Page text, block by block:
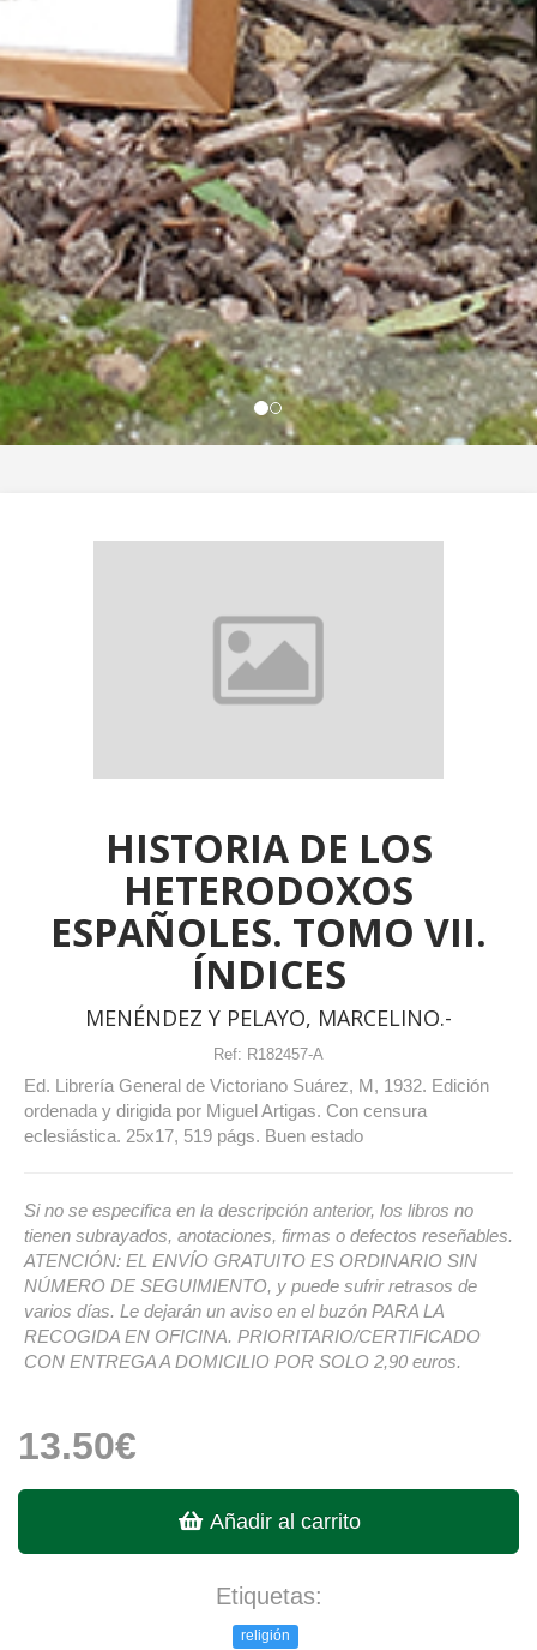
HISTORIA DE LOS
HETERODOXOS
ESPAÑOLES. TOMO VII.
ÍNDICES
MENÉNDEZ Y PELAYO, MARCELINO.-
Ref: R182457-A
Ed. Librería General de Victoriano Suárez, M, 1932. Edición
ordenada y dirigida por Miguel Artigas. Con censura
eclesiástica. 25x17, 519 págs. Buen estado
Si no se especifica en la descripción anterior, los libros no
tienen subrayados, anotaciones, firmas o defectos reseñables.
ATENCIÓN: EL ENVÍO GRATUITO ES ORDINARIO SIN
NÚMERO DE SEGUIMIENTO, y puede sufrir retrasos de
varios días. Le dejarán un aviso en el buzón PARA LA
RECOGIDA EN OFICINA. PRIORITARIO/CERTIFICADO
CON ENTREGA A DOMICILIO POR SOLO 2,90 euros.
13.50€
Añadir al carrito
Etiquetas:
religión